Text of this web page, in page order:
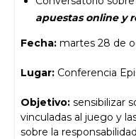
apuestas online y
Fecha: martes 28 de
Lugar: Conferencia
Objetivo: sensibilizar
vinculadas al juego y
sobre la